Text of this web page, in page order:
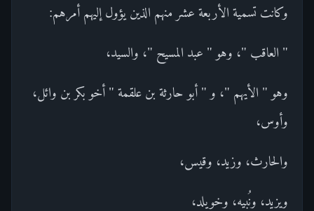
وكانت تسمية الأربعة عشر منهم الذين يؤول إليهم أمرهم:
" العاقب "، وهو " عبد المسيح "، والسيد،
وهو " الأيهم "، و " أبو حارثة بن علقمة " أخو بكر بن وائل،
وأوس،
والحارث، وزيد، وقيس،
ويزيد، ونُبيه، وخويلد،